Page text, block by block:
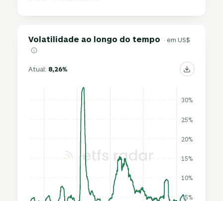
Volatilidade ao longo do tempo · em US$
Atual: 8,26%
5%
10%
15%
20%
25%
30%